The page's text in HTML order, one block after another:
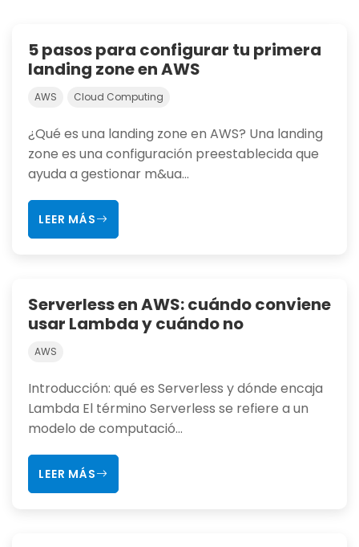
5 pasos para configurar tu primera
landing zone en AWS
AWS Cloud Computing
¿Qué es una landing zone en AWS? Una landing
zone es una configuración preestablecida que
ayuda a gestionar m&ua...
LEER MÁS
Serverless en AWS: cuándo conviene
usar Lambda y cuándo no
AWS
Introducción: qué es Serverless y dónde encaja
Lambda El término Serverless se refiere a un
modelo de computació...
LEER MÁS